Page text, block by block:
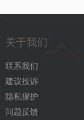
关于我们
联系我们
建议投诉
隐私保护
问题反馈